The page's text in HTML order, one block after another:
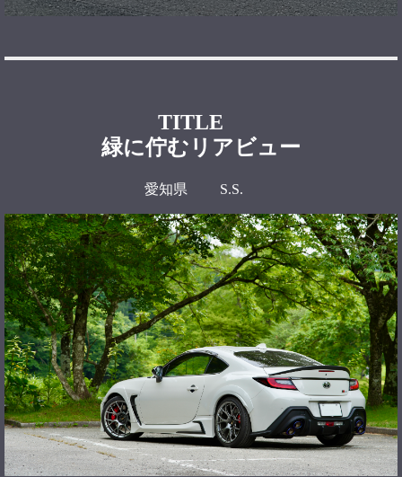
TITLE
緑に佇むリアビュー
愛知県 S.S.